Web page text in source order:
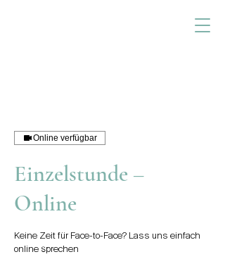
Online verfügbar
Einzelstunde –
Online
Keine Zeit für Face-to-Face? Lass uns einfach
online sprechen